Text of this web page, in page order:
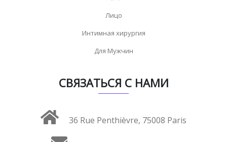
Лицо
Интимная хирургия
Для Мужчин
СВЯЗАТЬСЯ С НАМИ
36 Rue Penthièvre, 75008 Paris